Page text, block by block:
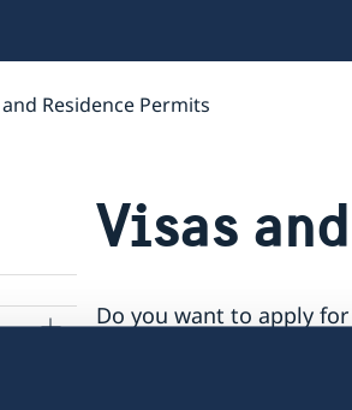
Residence Permits
Visas
Do you want to apply
contact the Embassy of